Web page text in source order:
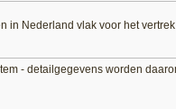
in Nederland vlak voor het
- detailgegevens worden